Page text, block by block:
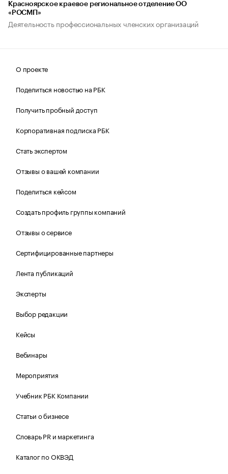
Красноярское краевое региональное отделение ОО
«РОСМП»
Деятельность профессиональных членских организаций
О проекте
Поделиться новостью на РБК
Получить пробный доступ
Корпоративная подписка РБК
Стать экспертом
Отзывы о вашей компании
Поделиться кейсом
Создать профиль группы компаний
Отзывы о сервисе
Сертифицированные партнеры
Лента публикаций
Эксперты
Выбор редакции
Кейсы
Вебинары
Мероприятия
Учебник РБК Компании
Статьи о бизнесе
Словарь PR и маркетинга
Каталог по ОКВЭД